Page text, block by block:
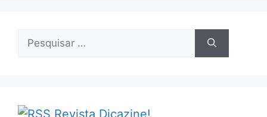
por:
Revista Dicazine!